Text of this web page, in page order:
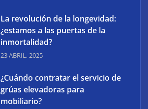
La revolución de la longevidad:
¿estamos a las puertas de la
inmortalidad?
23 ABRIL, 2025
¿Cuándo contratar el servicio de
grúas elevadoras para
mobiliario?